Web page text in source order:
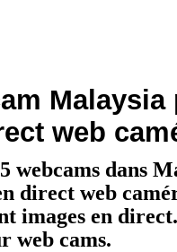
Malaysia
web
webcams dans
direct web
images en
web cams.